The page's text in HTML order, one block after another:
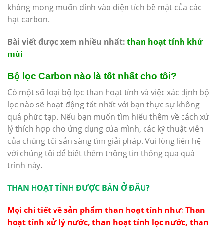
không mong muốn dính vào diện tích bề mặt của các
hạt carbon.
Bài viết được xem nhiều nhất: than hoạt tính khử
mùi
Bộ lọc Carbon nào là tốt nhất cho tôi?
Có một số loại bộ lọc than hoạt tính và việc xác định bộ
lọc nào sẽ hoạt động tốt nhất với bạn thực sự không
quá phức tạp. Nếu bạn muốn tìm hiểu thêm về cách xử
lý thích hợp cho ứng dụng của mình, các kỹ thuật viên
của chúng tôi sẵn sàng tìm giải pháp. Vui lòng liên hệ
với chúng tôi để biết thêm thông tin thông qua quá
trình này.
THAN HOẠT TÍNH ĐƯỢC BÁN Ở ĐÂU?
Mọi chi tiết về sản phẩm than hoạt tính như: Than
hoạt tính xử lý nước, than hoạt tính lọc nước, than